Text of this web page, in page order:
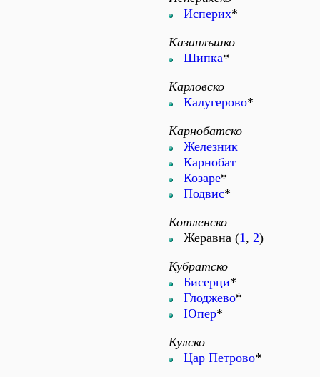
Исперих*
Казанлъшко
Шипка*
Карловско
Калугерово*
Карнобатско
Железник
Карнобат
Козаре*
Подвис*
Котленско
Жеравна (1, 2)
Кубратско
Бисерци*
Глоджево*
Юпер*
Кулско
Цар Петрово*